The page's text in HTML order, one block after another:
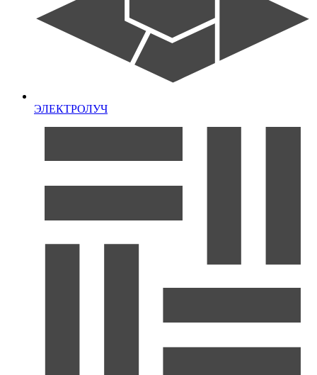
ЭЛЕКТРОЛУЧ